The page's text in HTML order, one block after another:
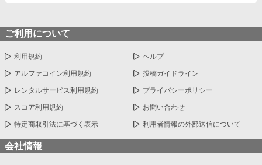
ご利用について
利用規約 ヘルプ
アルファコイン利用規約 投稿ガイドライン
レンタルサービス利用規約 プライバシーポリシー
スコア利用規約 お問い合わせ
特定商取引法に基づく表示 利用者情報の外部送信について
会社情報